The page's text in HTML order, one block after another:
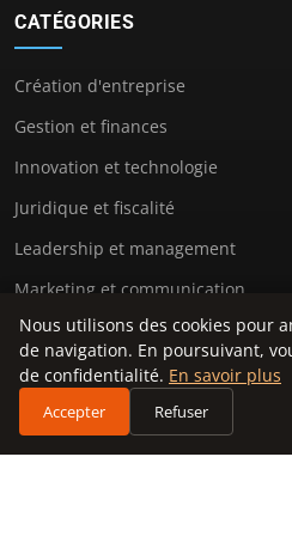
CATÉGORIES
Création d'entreprise
Gestion et finances
Innovation et technologie
Juridique et fiscalité
Leadership et management
Marketing et communication
Stratégie et développement
Vie d'entrepreneur
LIENS UTILES
Nous utilisons des cookies pour
de navigation. En poursuivant,
de confidentialité. En savoir plus
Accepter Refuser